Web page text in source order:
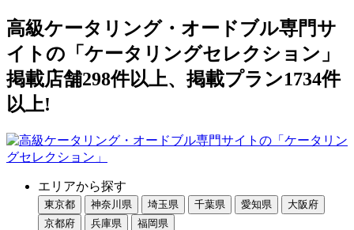
高級ケータリング・オードブル専門サ
イトの「ケータリングセレクション」
掲載店舗298件以上、掲載プラン1734件
以上!
エリアから探す
東京都 神奈川県 埼玉県 千葉県 愛知県
大阪府
京都府
兵庫県 福岡県